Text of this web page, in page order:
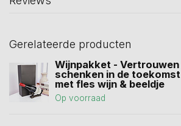
Gerelateerde producten
Wijnpakket - Vertrouwen
schenken in de toekomst
met fles wijn & beeldje
Op voorraad